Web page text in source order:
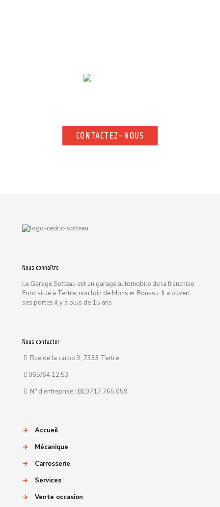
CONTACTEZ-NOUS
CONTACTEZ-NOUS
Nous connaître
Le Garage Sotteau est un garage automobile de la franchise
Ford situé à Tertre, non loin de Mons et Boussu. Il a ouvert
ses portes il y a plus de 15 ans
Nous contacter
Rue de la carbo 3, 7333 Tertre
065/64.12.53
N° d’entreprise : BE0717.765.059
→
Accueil
→
Mécanique
→
Carrosserie
→
Services
→
Vente occasion